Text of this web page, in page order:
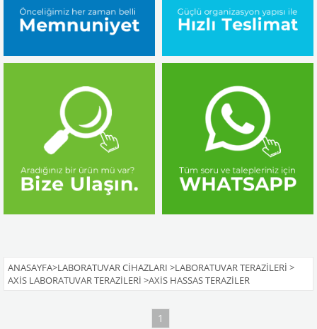
ANASAYFA>LABORATUVAR CIHAZLARI >LABORATUVAR TERAZILERI >
AXIS LABORATUVAR TERAZILERI >AXIS HASSAS TERAZILER
1